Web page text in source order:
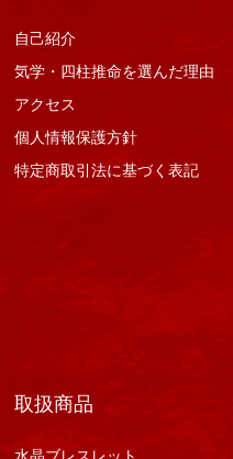
自己紹介
気学・四柱推命を選んだ理由
アクセス
個人情報保護方針
特定商取引法に基づく表記
取扱商品